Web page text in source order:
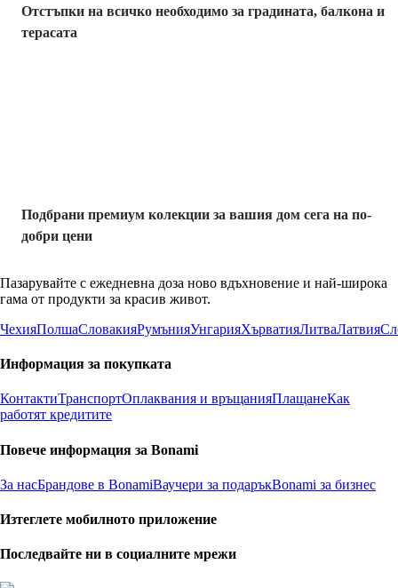
Отстъпки на всичко необходимо за градината, балкона и
терасата
Подбрани премиум колекции за вашия дом сега на по-
добри цени
Пазарувайте с ежедневна доза ново вдъхновение и най-широка
гама от продукти за красив живот.
ЧехияПолшаСловакияРумънияУнгарияХърватияЛитваЛатвия
Информация за покупката
КонтактиТранспортОплаквания и връщанияПлащанеКак
работят кредитите
Повече информация за Bonami
За насБрандове в BonamiВаучери за подаръкBonami за бизнес
Изтеглете мобилното приложение
Последвайте ни в социалните мрежи